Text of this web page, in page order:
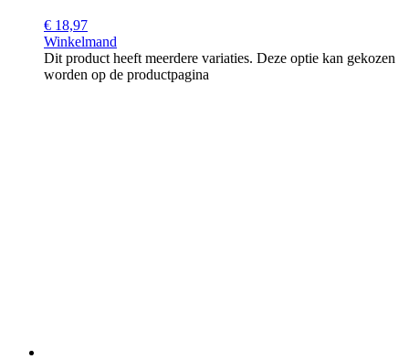
€ 18,97
Winkelmand
Dit product heeft meerdere variaties. Deze optie kan gekozen
worden op de productpagina